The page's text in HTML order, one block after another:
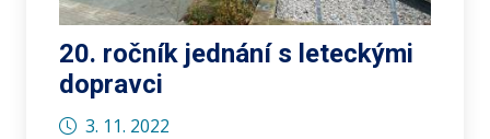
20. ročník jednání s leteckými
dopravci
3. 11. 2022